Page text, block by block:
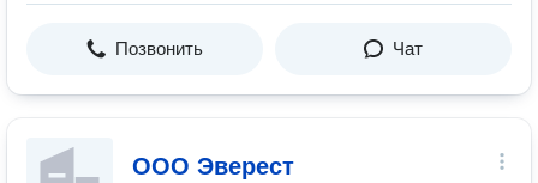
Позвонить Чат
ООО Эверест